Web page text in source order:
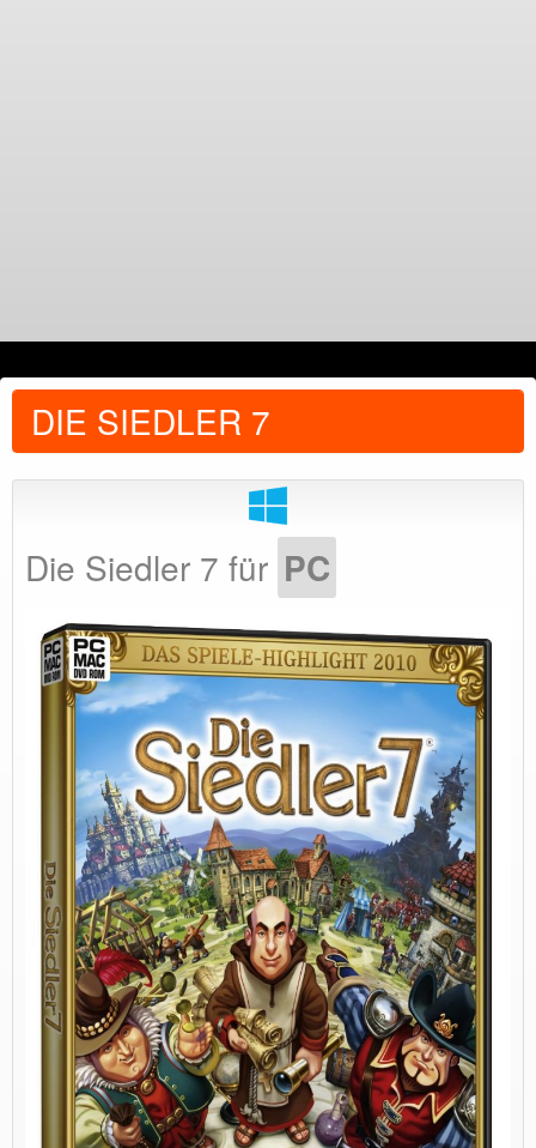
DIE SIEDLER 7
Die Siedler 7 für PC